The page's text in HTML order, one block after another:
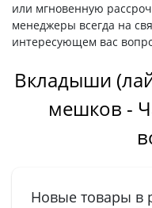
или мгновенную
менеджеры всегда на
интересующем вас
Вкладыши
мешков -
Новые товары в